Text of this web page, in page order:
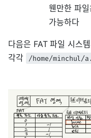
웬만한 파
가능하다
다음은 FAT 파일 시스
각각
/home/minchul/